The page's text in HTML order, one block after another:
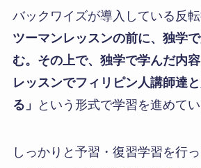
バックワイズが導入している反
ツーマンレッスンの前に、独学
む。その上で、独学で学んだ内
レッスンでフィリピン人講師達
る」
という形式で学習を進めてい
しっかりと予習・復習学習を行